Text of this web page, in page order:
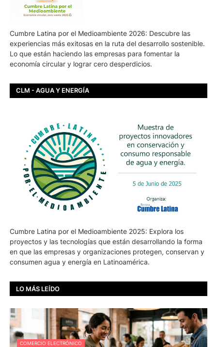
Cumbre Latina por el Medioambiente 2026: Descubre las
experiencias más exitosas en la ruta del desarrollo sostenible.
Lo que están haciendo las empresas para fomentar la
economía circular y lograr cero desperdicios.
CLM - AGUA Y ENERGÍA
Cumbre Latina por el Medioambiente 2025: Explora los
proyectos y las tecnologías que están desarrollando la forma
en que las empresas y organizaciones protegen, conservan y
consumen agua y energía en Latinoamérica.
LO MÁS LEÍDO
COMERCIO ELECTRÓNICO